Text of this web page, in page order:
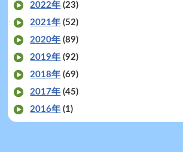
2022年 (23)
2021年 (52)
2020年 (89)
2019年 (92)
2018年 (69)
2017年 (45)
2016年 (1)